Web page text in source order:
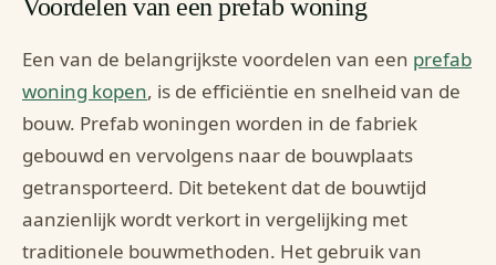
Voordelen van een prefab woning
Een van de belangrijkste voordelen van een prefab
woning kopen, is de efficiëntie en snelheid van de
bouw. Prefab woningen worden in de fabriek
gebouwd en vervolgens naar de bouwplaats
getransporteerd. Dit betekent dat de bouwtijd
aanzienlijk wordt verkort in vergelijking met
traditionele bouwmethoden. Het gebruik van